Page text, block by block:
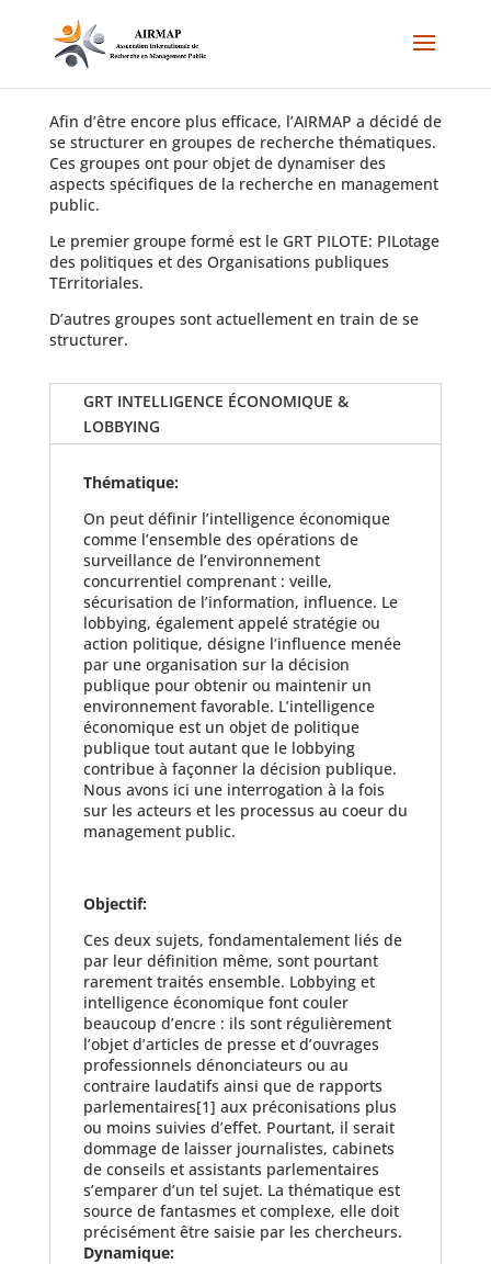
Afin d’être encore plus efficace, l’AIRMAP a décidé de
se structurer en groupes de recherche thématiques.
Ces groupes ont pour objet de dynamiser des
aspects spécifiques de la recherche en management
public.
Le premier groupe formé est le GRT PILOTE: PILotage
des politiques et des Organisations publiques
TErritoriales.
D’autres groupes sont actuellement en train de se
structurer.
GRT INTELLIGENCE ÉCONOMIQUE &
LOBBYING
Thématique:
On peut définir l’intelligence économique
comme l’ensemble des opérations de
surveillance de l’environnement
concurrentiel comprenant : veille,
sécurisation de l’information, influence. Le
lobbying, également appelé stratégie ou
action politique, désigne l’influence menée
par une organisation sur la décision
publique pour obtenir ou maintenir un
environnement favorable. L’intelligence
économique est un objet de politique
publique tout autant que le lobbying
contribue à façonner la décision publique.
Nous avons ici une interrogation à la fois
sur les acteurs et les processus au coeur du
management public.
Objectif:
Ces deux sujets, fondamentalement liés de
par leur définition même, sont pourtant
rarement traités ensemble. Lobbying et
intelligence économique font couler
beaucoup d’encre : ils sont régulièrement
l’objet d’articles de presse et d’ouvrages
professionnels dénonciateurs ou au
contraire laudatifs ainsi que de rapports
parlementaires[1] aux préconisations plus
ou moins suivies d’effet. Pourtant, il serait
dommage de laisser journalistes, cabinets
de conseils et assistants parlementaires
s’emparer d’un tel sujet. La thématique est
source de fantasmes et complexe, elle doit
précisément être saisie par les chercheurs.
Dynamique: